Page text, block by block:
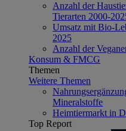
Anzahl der
Tierarten 2000-
Umsatz mit Bio-
2025
Anzahl der
Konsum & FMCG
Themen
Weitere Themen
Mineralstoffe
Heimtiermarkt in
Top Report